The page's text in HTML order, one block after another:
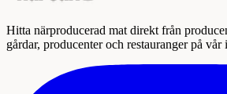
Hitta närproducerad mat direkt från
gårdar, producenter och restauranger på